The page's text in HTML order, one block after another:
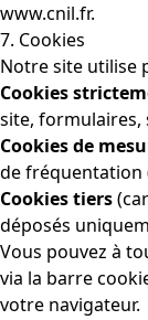
www.cnil.fr.
7. Cookies
Notre site utilise
Cookies
site, formulaires,
Cookies de
de fréquentation
Cookies tiers
déposés
Vous pouvez à
via la barre
votre navigateur.